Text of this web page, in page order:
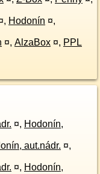
, Hodonín ¤,
¤, AlzaBox ¤, PPL
¤, Hodonín,
aut.nádr. ¤,
¤, Hodonín,